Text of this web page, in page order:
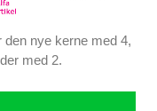
den nye kerne med 4,
med 2.